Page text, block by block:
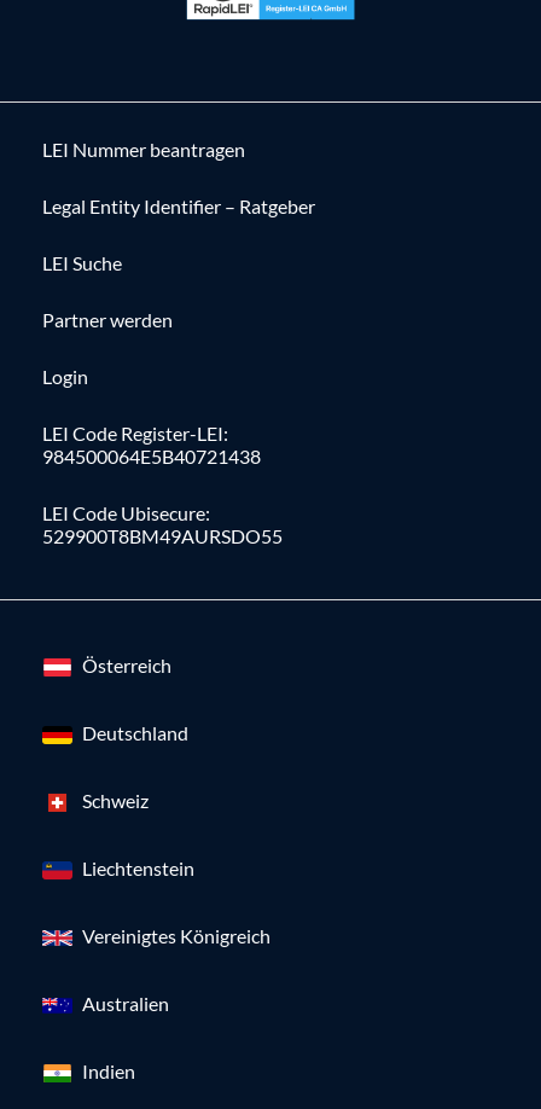
LEI Nummer beantragen
Legal Entity Identifier – Ratgeber
LEI Suche
Partner werden
Login
LEI Code Register-LEI:
984500064E5B40721438
LEI Code Ubisecure:
529900T8BM49AURSDO55
Österreich
Deutschland
Schweiz
Liechtenstein
Vereinigtes Königreich
Australien
Indien